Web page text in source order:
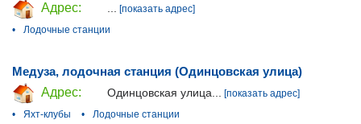
Адрес:
[показать адрес]
•
Лодочные станции
Медуза, лодочная станция (Одинцовская улица)
Адрес:
Одинцовская улица...
[показать адрес]
•
Яхт-клубы •
Лодочные станции